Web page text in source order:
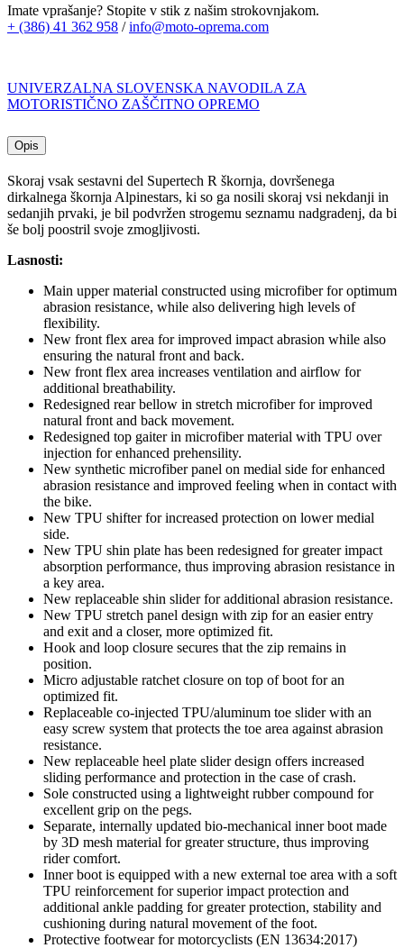
Imate vprašanje? Stopite v stik z našim strokovnjakom.
+ (386) 41 362 958 /info@moto-oprema.com
UNIVERZALNA SLOVENSKA NAVODILA ZA
MOTORISTIČNO ZAŠČITNO OPREMO
Opis
Skoraj vsak sestavni del Supertech R škornja, dovršenega
dirkalnega škornja Alpinestars, ki so ga nosili skoraj vsi nekdanji in
sedanjih prvaki, je bil podvržen strogemu seznamu nadgradenj, da bi
še bolj poostril svoje zmogljivosti.
Lasnosti:
Main upper material constructed using microfiber for optimum
abrasion resistance, while also delivering high levels of
flexibility.
New front flex area for improved impact abrasion while also
ensuring the natural front and back.
New front flex area increases ventilation and airflow for
additional breathability.
Redesigned rear bellow in stretch microfiber for improved
natural front and back movement.
Redesigned top gaiter in microfiber material with TPU over
injection for enhanced prehensility.
New synthetic microfiber panel on medial side for enhanced
abrasion resistance and improved feeling when in contact with
the bike.
New TPU shifter for increased protection on lower medial
side.
New TPU shin plate has been redesigned for greater impact
absorption performance, thus improving abrasion resistance in
a key area.
New replaceable shin slider for additional abrasion resistance.
New TPU stretch panel design with zip for an easier entry
and exit and a closer, more optimized fit.
Hook and loop closure secures that the zip remains in
position.
Micro adjustable ratchet closure on top of boot for an
optimized fit.
Replaceable co-injected TPU/aluminum toe slider with an
easy screw system that protects the toe area against abrasion
resistance.
New replaceable heel plate slider design offers increased
sliding performance and protection in the case of crash.
Sole constructed using a lightweight rubber compound for
excellent grip on the pegs.
Separate, internally updated bio-mechanical inner boot made
by 3D mesh material for greater structure, thus improving
rider comfort.
Inner boot is equipped with a new external toe area with a soft
TPU reinforcement for superior impact protection and
additional ankle padding for greater protection, stability and
cushioning during natural movement of the foot.
Protective footwear for motorcyclists (EN 13634:2017)